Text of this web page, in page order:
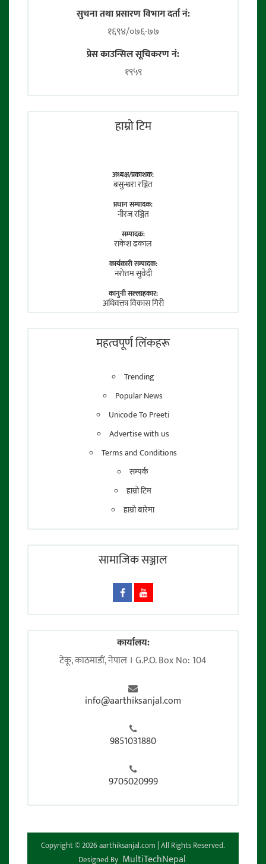
सुचना तथा प्रसारण विभाग दर्ता नं:
१६९४/०७६-७७
प्रेस काउन्सिल सूचिकरण नं:
१९५९
हाम्राे टिम
अध्यक्ष/प्रकाशक:
बसुन्धरा रञ्जित
प्रधान सम्पादक:
नीरज रञ्जित
सम्पादक:
राकेश ढकाल
कार्यकारी सम्पादक:
नराेत्तम सुवेदी
कानुनी सल्लाहकार:
अधिवक्ता विकास गिरी
तेजेन्द्र श्रेष्ठ
महत्वपूर्ण लिंकहरू
Trending
Popular News
Unicode To Preeti
Advertise with us
Terms and Conditions
सम्पर्क
हाम्रो टिम
हाम्रो बारेमा
सामाजिक सञ्जाल
कार्यालय:
टेकू, काठमाडाैं, नेपाल । G.P.O. Box No: 104
info@aarthiksanjal.com
9851031880
9705020999
Copyright © 2026 aarthiksanjal.com | All Rights Reserved.
Designed By MultiTechNepal